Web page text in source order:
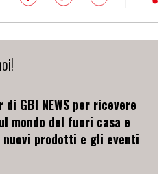
GBI NEWS per ricevere
mondo del fuori casa e
prodotti e gli eventi